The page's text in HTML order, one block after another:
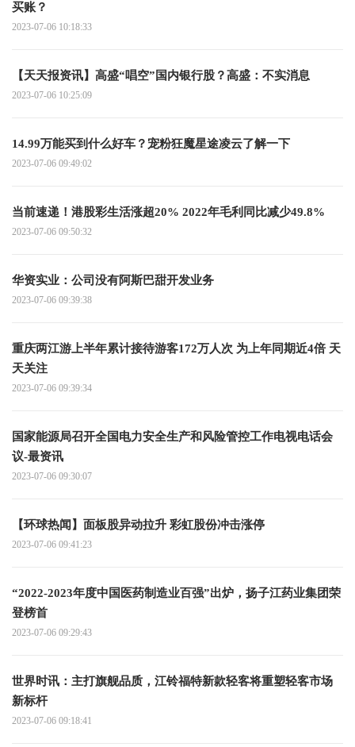
买账？
2023-07-06 10:18:33
【天天报资讯】高盛“唱空”国内银行股？高盛：不实消息
2023-07-06 10:25:09
14.99万能买到什么好车？宠粉狂魔星途凌云了解一下
2023-07-06 09:49:02
当前速递！港股彩生活涨超20% 2022年毛利同比减少49.8%
2023-07-06 09:50:32
华资实业：公司没有阿斯巴甜开发业务
2023-07-06 09:39:38
重庆两江游上半年累计接待游客172万人次 为上年同期近4倍 天
天关注
2023-07-06 09:39:34
国家能源局召开全国电力安全生产和风险管控工作电视电话会
议-最资讯
2023-07-06 09:30:07
【环球热闻】面板股异动拉升 彩虹股份冲击涨停
2023-07-06 09:41:23
“2022-2023年度中国医药制造业百强”出炉，扬子江药业集团荣
登榜首
2023-07-06 09:29:43
世界时讯：主打旗舰品质，江铃福特新款轻客将重塑轻客市场
新标杆
2023-07-06 09:18:41